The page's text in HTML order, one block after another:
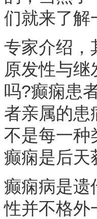
们就来了解
专家介绍，
原发性与
吗?癫痫患
者亲属的患
不是每一种
癫痫是后天
癫痫病是遗
性并不格外